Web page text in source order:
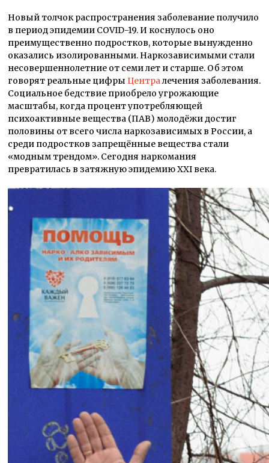
Новый толчок распространения заболевание получило
в период эпидемии COVID-19. И коснулось оно
преимущественно подростков, которые вынужденно
оказались изолированными. Наркозависимыми стали
несовершеннолетние от семи лет и старше. Об этом
говорят реальные цифрыЦентралечения заболевания.
Социальное бедствие приобрело угрожающие
масштабы, когда процент употребляющей
психоактивные вещества (ПАВ) молодёжи достиг
половины от всего числа наркозависимых в России, а
среди подростков запрещённые вещества стали
«модным трендом». Сегодня наркомания
превратилась в затяжную эпидемию XXI века.